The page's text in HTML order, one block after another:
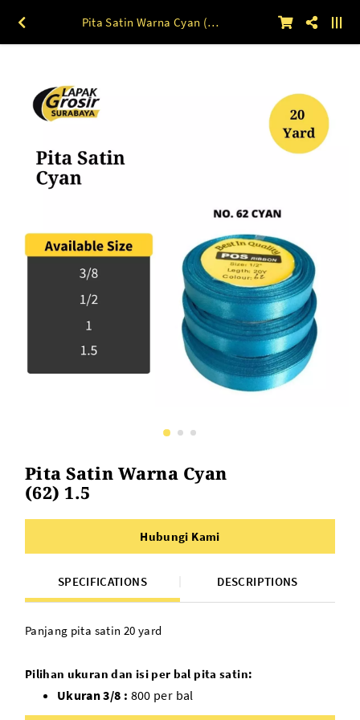
Pita Satin Warna Cyan (62) 1.5
Pita Satin Warna Cyan
(62) 1.5
Hubungi Kami
SPECIFICATIONS DESCRIPTIONS
Panjang pita satin 20 yard
Pilihan ukuran dan isi per bal pita satin:
Ukuran 3/8 : 800 per bal
Ukuran 1/2 :600 per bal